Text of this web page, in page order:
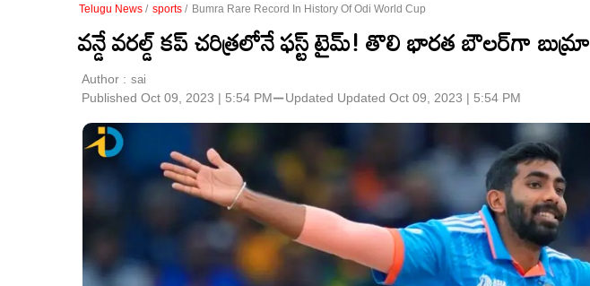
Telugu News / sports / Bumra Rare Record In History Of Odi World Cup
వన్డే వరల్డ్ కప్ చరిత్రలోనే ఫస్ట్‌ టైమ్‌! తొలి భారత బౌలర్‌గా బుమ్రా
Author : sai
Published Oct 09, 2023 | 5:54 PM⚊Updated Updated Oct 09, 2023 | 5:54 PM